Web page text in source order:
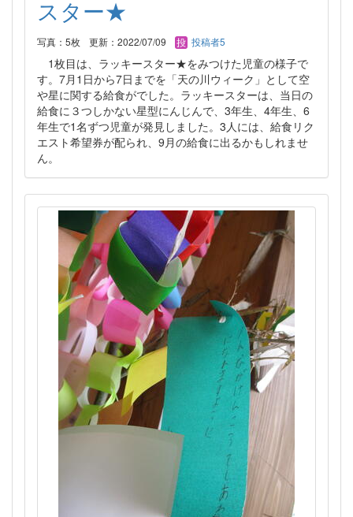
スター★
写真：5枚 更新：2022/07/09 投稿者5
1枚目は、ラッキースター★をみつけた児童の様子で
す。7月1日から7日までを「天の川ウィーク」として空
や星に関する給食がでした。ラッキースターは、当日の
給食に３つしかない星型にんじんで、3年生、4年生、6
年生で1名ずつ児童が発見しました。3人には、給食リク
エスト希望券が配られ、9月の給食に出るかもしれませ
ん。